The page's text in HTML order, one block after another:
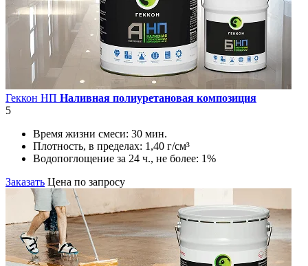
Геккон НП Наливная полиуретановая композиция
5
Время жизни смеси: 30 мин.
Плотность, в пределах: 1,40 г/см³
Водопоглощение за 24 ч., не более: 1%
Заказать Цена по запросу